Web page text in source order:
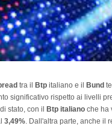
tra il Btp italiano e il Bund
significativo rispetto ai livelli
stato, con il Btp italiano che ha
3,49%. Dall'altra parte, anche il